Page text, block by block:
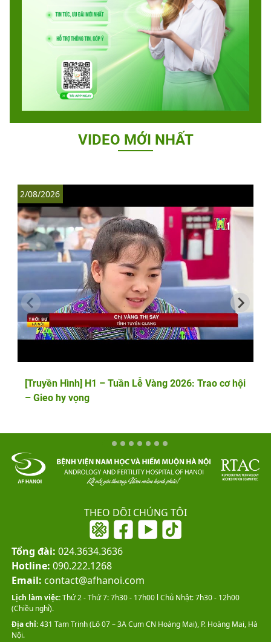
VIDEO MỚI NHẤT
[Truyền Hình] H1 – Tuần Lễ Vàng 2026: Trao cơ hội
– Gieo hy vọng
2/08/2026
THEO DÕI CHÚNG TÔI
Tổng đài: 024.3634.3636
Hotline: 090.222.1268
Email: contact@afhanoi.com
Lịch làm việc:Thứ 2 - Thứ 7: 7h30 - 17h00 l Chủ Nhật: 7h30 - 12h00
(Chiều nghỉ).
Địa chỉ:431 Tam Trinh (Lô 07 – 3A Cụm CN Hoàng Mai), P. Hoàng Mai, Hà
Nội.